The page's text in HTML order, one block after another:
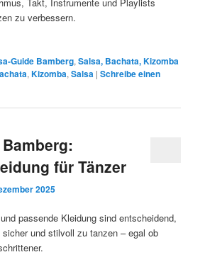
zu verbessern.
Guide Bamberg,Salsa, Bachata, Kizomba
,Kizomba,Salsa |Schreibe einen
für Tänzer
2025
passende Kleidung sind entscheidend,
und stilvoll zu tanzen – egal ob